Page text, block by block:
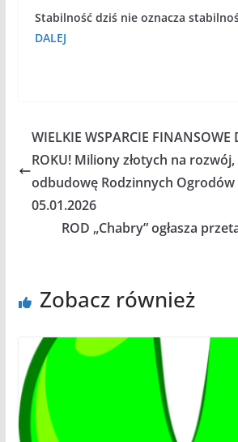
Stabilność dziś nie oznacza
DALEJ
WIELKIE WSPARCIE
ROKU! Miliony złotych na
odbudowę Rodzinnych Ogrodów
05.01.2026
ROD „Chabry” ogłasza
Zobacz również